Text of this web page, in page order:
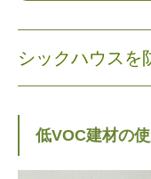
シックハウスを
低VOC建材の使